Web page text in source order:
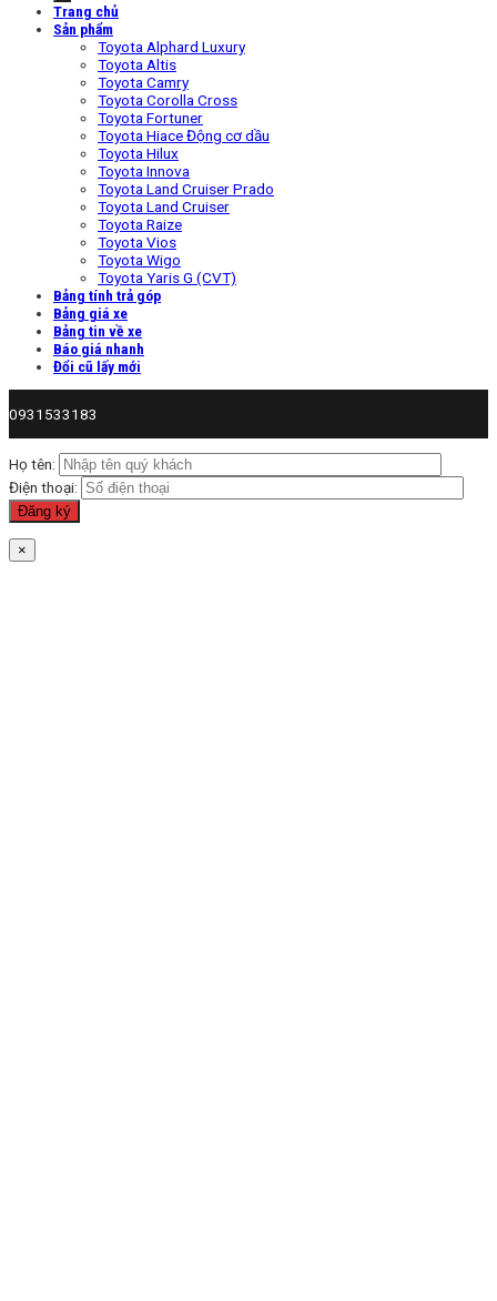
Trang chủ
Sản phẩm
Toyota Alphard Luxury
Toyota Altis
Toyota Camry
Toyota Corolla Cross
Toyota Fortuner
Toyota Hiace Động cơ dầu
Toyota Hilux
Toyota Innova
Toyota Land Cruiser Prado
Toyota Land Cruiser
Toyota Raize
Toyota Vios
Toyota Wigo
Toyota Yaris G (CVT)
Bảng tính trả góp
Bảng giá xe
Bảng tin về xe
Báo giá nhanh
Đổi cũ lấy mới
0931533183
Họ tên:
Điện thoại:
×